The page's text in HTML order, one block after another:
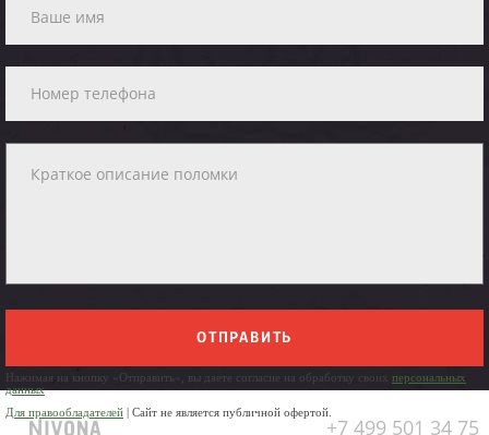
ОТПРАВИТЬ
Нажимая на кнопку «Отправить», вы даете согласие на обработку своих персональных
данных
Для правообладателей | Сайт не является публичной офертой.
+7 499 501 34 75